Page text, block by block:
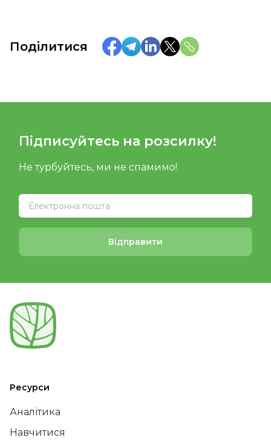
Поділитися
Підписуйтесь на розсилку!
Не турбуйтесь, ми не спамимо!
Відправити
Ресурси
Аналітика
Навчитися